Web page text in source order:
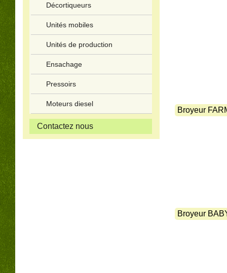
Décortiqueurs
Unités mobiles
Unités de production
Ensachage
Pressoirs
Moteurs diesel
Contactez nous
Broyeur
Broyeur